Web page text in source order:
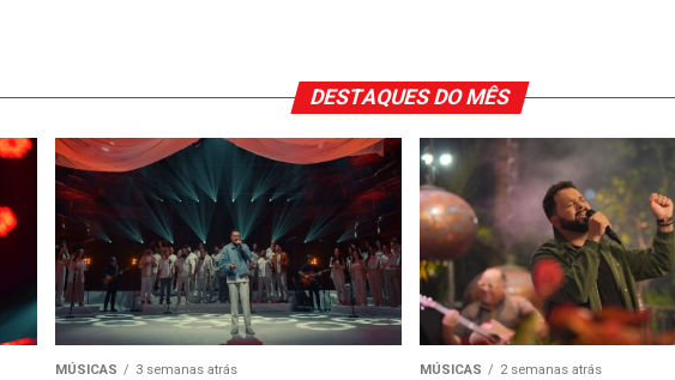
DESTAQUES DO MÊS
MÚSICAS 3 semanas atrás MÚSICAS 2 semanas atrás